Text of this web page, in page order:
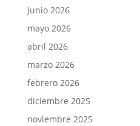
junio 2026
mayo 2026
abril 2026
marzo 2026
febrero 2026
diciembre 2025
noviembre 2025